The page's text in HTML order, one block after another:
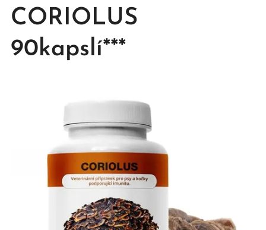
CORIOLUS
90kapslí***